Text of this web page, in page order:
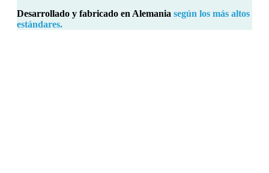
Desarrollado y fabricado en Alemania según los más altos
estándares.